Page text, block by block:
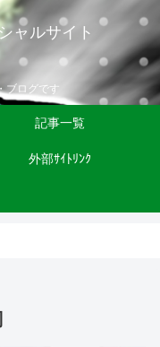
ャルサイト
ブログです
記事一覧
外部ｻｲﾄﾘﾝｸ